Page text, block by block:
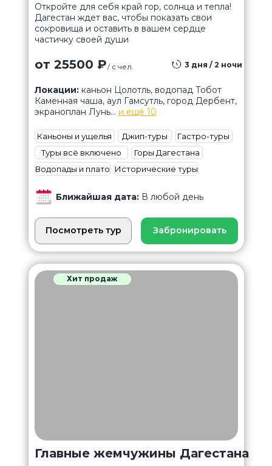
от 25500 ₽ 3 дня / 2 ночи
/ с чел.
Откройте для себя край гор, солнца и тепла!
Дагестан ждет вас, чтобы показать свои
сокровища и оставить в вашем сердце
частичку своей души
Ближайшая дата: В любой день
Локации: каньон Цолотль, водопад Тобот
Каменная чаша, аул Гамсутль, город Дербент,
экраноплан Лунь... и ещё 10
Туры всё включено
Каньоны и ущелья
Водопады и плато
Гастро-туры
Горы Дагестана
Джип-туры
Исторические туры
Посмотреть тур Забронировать
Главные жемчужины Дагестана
Хит продаж